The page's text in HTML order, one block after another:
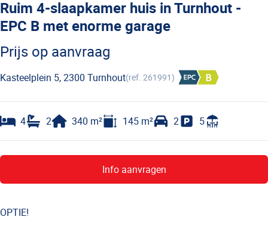
Ruim 4-slaapkamer huis in Turnhout -
EPC B met enorme garage
Prijs op aanvraag
Kasteelplein 5, 2300 Turnhout(ref. 261991)
4 2 340 m² 145 m² 2 5
Info aanvragen
OPTIE!